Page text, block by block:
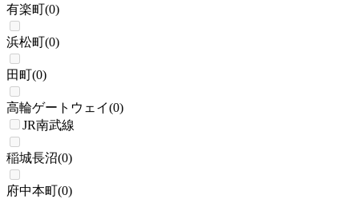
有楽町(0)
浜松町(0)
田町(0)
高輪ゲートウェイ(0)
JR南武線
稲城長沼(0)
府中本町(0)